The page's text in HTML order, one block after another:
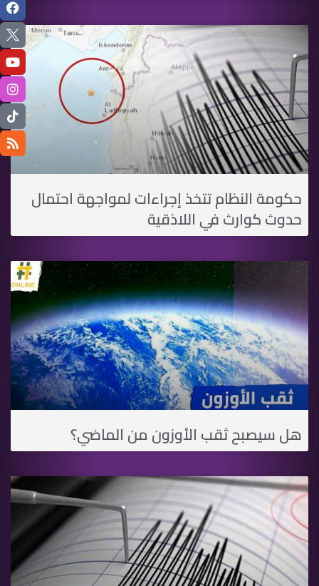
حكومة النظام تتخذ إجراءات لمواجهة احتمال
حدوث كوارث في اللاذقية
هل سيصبح ثقب الأوزون من الماضي؟